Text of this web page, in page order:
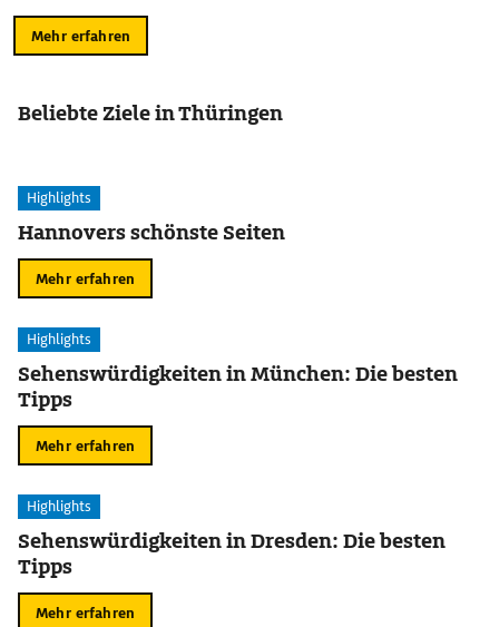
Mehr erfahren
Beliebte Ziele in Thüringen
Highlights
Hannovers schönste Seiten
Mehr erfahren
Highlights
Sehenswürdigkeiten in München: Die besten
Tipps
Mehr erfahren
Highlights
Sehenswürdigkeiten in Dresden: Die besten
Tipps
Mehr erfahren